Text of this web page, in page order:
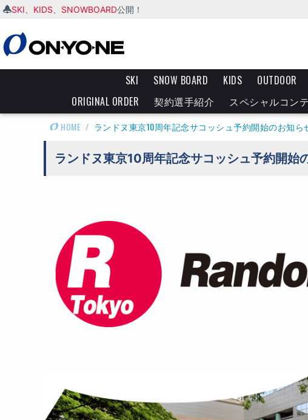
SKI KIDS SNOWBOARD公開！
SKI SNOW BOARD KIDS OUTDOOR
ORIGINAL ORDER
契約選手紹介 スペシャルコン
HOME / ランドヌ東京10周年記念サコッシュ予約開始のお知ら
ランドヌ東京10周年記念サコッシュ予約開始